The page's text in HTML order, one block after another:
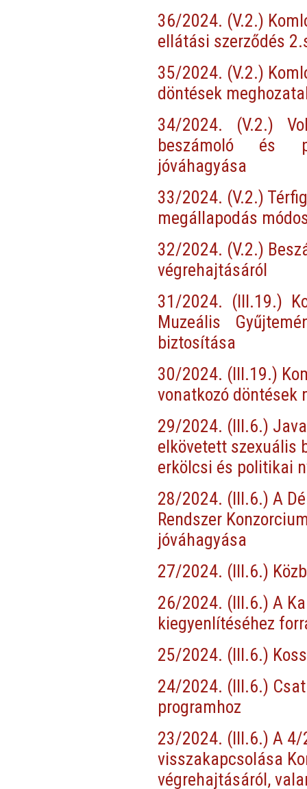
36/2024. (V.2.)
ellátási szerződés
35/2024. (V.2.)
döntések
34/2024. (V.2.)
beszámoló és
jóváhagyása
33/2024. (V.2.)
megállapodás
32/2024. (V.2.)
végrehajtásáról
31/2024. (III.19.)
Muzeális
biztosítása
30/2024. (III.19.)
vonatkozó döntések
29/2024. (III.6.)
elkövetett szexuális
erkölcsi és politikai
28/2024. (III.6.) A
Rendszer
jóváhagyása
27/2024. (III.6.)
26/2024. (III.6.) A
kiegyenlítéséhez
25/2024. (III.6.)
24/2024. (III.6.)
programhoz
23/2024. (III.6.) A
visszakapcsolása
végrehajtásáról,